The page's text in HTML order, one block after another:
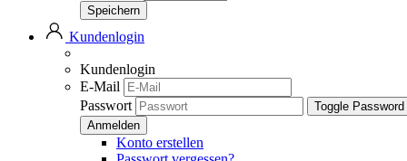
Kundenlogin
Kundenlogin
E-Mail
Passwort
Toggle
Konto erstellen